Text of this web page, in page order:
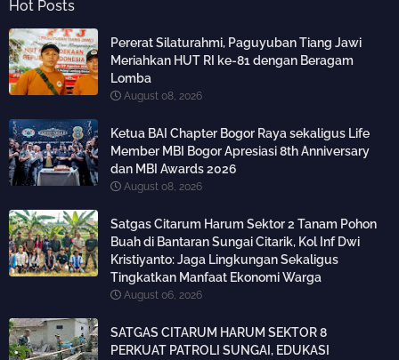
Hot Posts
Pererat Silaturahmi, Paguyuban Tiang Jawi
Meriahkan HUT RI ke-81 dengan Beragam
Lomba
August 08, 2026
Ketua BAI Chapter Bogor Raya sekaligus Life
Member MBI Bogor Apresiasi 8th Anniversary
dan MBI Awards 2026
August 08, 2026
Satgas Citarum Harum Sektor 2 Tanam Pohon
Buah di Bantaran Sungai Citarik, Kol Inf Dwi
Kristiyanto: Jaga Lingkungan Sekaligus
Tingkatkan Manfaat Ekonomi Warga
August 06, 2026
SATGAS CITARUM HARUM SEKTOR 8
PERKUAT PATROLI SUNGAI, EDUKASI